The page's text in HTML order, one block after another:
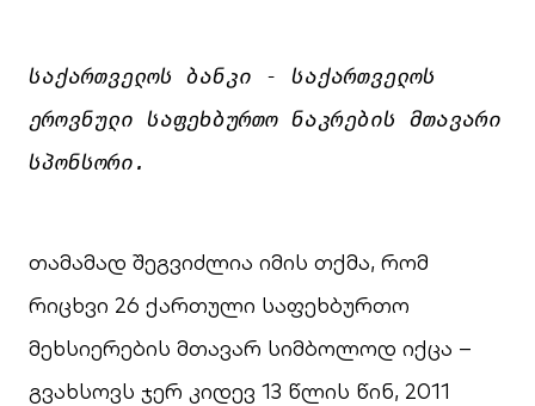
საქართველოს ბანკი - საქართველოს
ეროვნული საფეხბურთო ნაკრების მთავარი
სპონსორი.
თამამად შეგვიძლია იმის თქმა, რომ
რიცხვი 26 ქართული საფეხბურთო
მეხსიერების მთავარ სიმბოლოდ იქცა –
გვახსოვს ჯერ კიდევ 13 წლის წინ, 2011